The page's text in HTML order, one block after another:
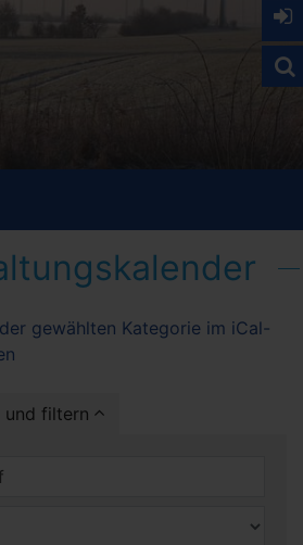
gewählten Kategorie im iCal-
und filtern